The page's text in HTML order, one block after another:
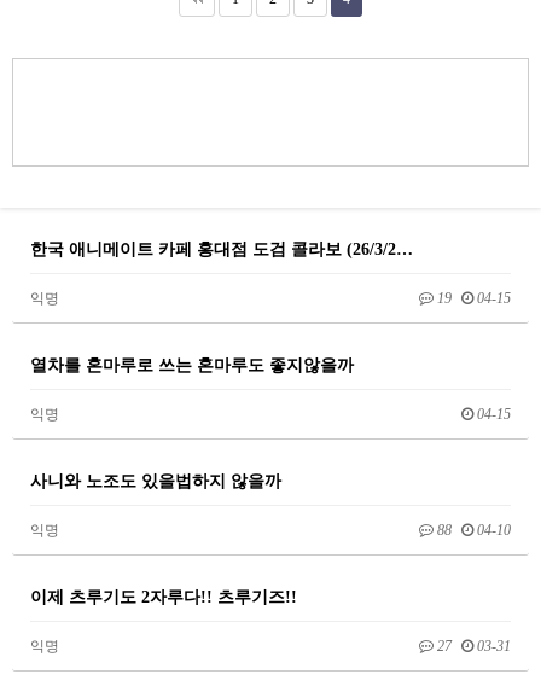
한국 애니메이트 카페 홍대점 도검 콜라보 (26/3/2…
익명 19 04-15
열차를 혼마루로 쓰는 혼마루도 좋지않을까
익명 04-15
사니와 노조도 있을법하지 않을까
익명 88 04-10
이제 츠루기도 2자루다!! 츠루기즈!!
익명 27 03-31